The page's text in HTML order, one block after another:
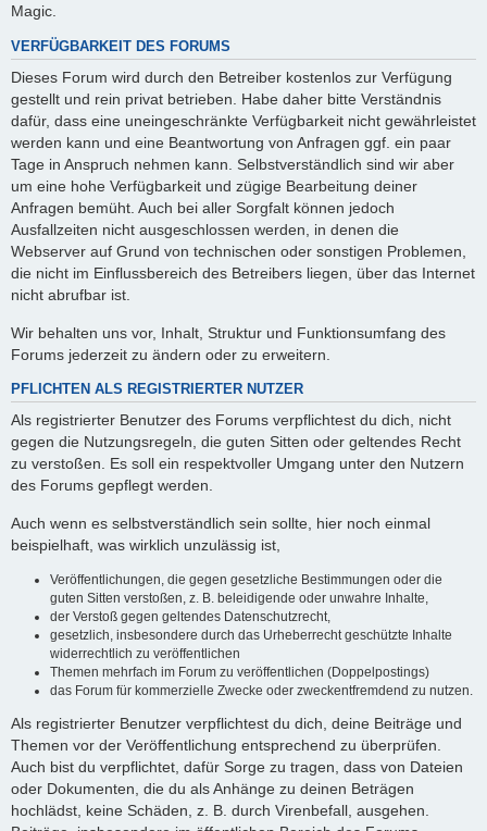
Magic.
VERFÜGBARKEIT DES FORUMS
Dieses Forum wird durch den Betreiber kostenlos zur Verfügung
gestellt und rein privat betrieben. Habe daher bitte Verständnis
dafür, dass eine uneingeschränkte Verfügbarkeit nicht gewährleistet
werden kann und eine Beantwortung von Anfragen ggf. ein paar
Tage in Anspruch nehmen kann. Selbstverständlich sind wir aber
um eine hohe Verfügbarkeit und zügige Bearbeitung deiner
Anfragen bemüht. Auch bei aller Sorgfalt können jedoch
Ausfallzeiten nicht ausgeschlossen werden, in denen die
Webserver auf Grund von technischen oder sonstigen Problemen,
die nicht im Einflussbereich des Betreibers liegen, über das Internet
nicht abrufbar ist.
Wir behalten uns vor, Inhalt, Struktur und Funktionsumfang des
Forums jederzeit zu ändern oder zu erweitern.
PFLICHTEN ALS REGISTRIERTER NUTZER
Als registrierter Benutzer des Forums verpflichtest du dich, nicht
gegen die Nutzungsregeln, die guten Sitten oder geltendes Recht
zu verstoßen. Es soll ein respektvoller Umgang unter den Nutzern
des Forums gepflegt werden.
Auch wenn es selbstverständlich sein sollte, hier noch einmal
beispielhaft, was wirklich unzulässig ist,
Veröffentlichungen, die gegen gesetzliche Bestimmungen oder die
guten Sitten verstoßen, z. B. beleidigende oder unwahre Inhalte,
der Verstoß gegen geltendes Datenschutzrecht,
gesetzlich, insbesondere durch das Urheberrecht geschützte Inhalte
widerrechtlich zu veröffentlichen
Themen mehrfach im Forum zu veröffentlichen (Doppelpostings)
das Forum für kommerzielle Zwecke oder zweckentfremdend zu nutzen.
Als registrierter Benutzer verpflichtest du dich, deine Beiträge und
Themen vor der Veröffentlichung entsprechend zu überprüfen.
Auch bist du verpflichtet, dafür Sorge zu tragen, dass von Dateien
oder Dokumenten, die du als Anhänge zu deinen Beträgen
hochlädst, keine Schäden, z. B. durch Virenbefall, ausgehen.